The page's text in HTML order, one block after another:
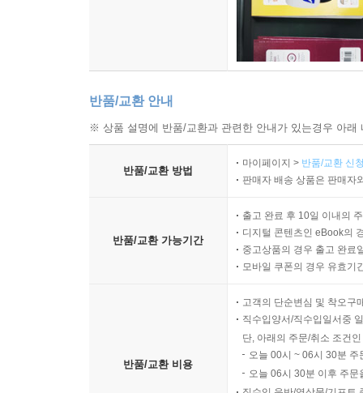
반품/교환 안내
※ 상품 설명에 반품/교환과 관련한 안내가 있는경우 아
반품/교환 방법
마이페이지 > 반품/교환 신
판매자 배송 상품은 판매자
반품/교환 가능기간
출고 완료 후 10일 이내의
디지털 콘텐츠인 eBook의
중고상품의 경우 출고 완료
모바일 쿠폰의 경우 유효기
반품/교환 비용
고객의 단순변심 및 착오구
직수입양서/직수입일서중
단, 아래의 주문/취소 조건
오늘 00시 ~ 06시 30분
오늘 06시 30분 이후 주